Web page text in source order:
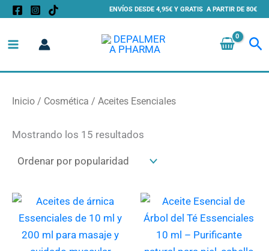
contenido
ENVÍOS DESDE 4,95€ Y GRATIS A PARTIR DE 80€
Inicio / Cosmética / Aceites Esenciales
Mostrando los 15 resultados
Ordenado
por
Este
producto